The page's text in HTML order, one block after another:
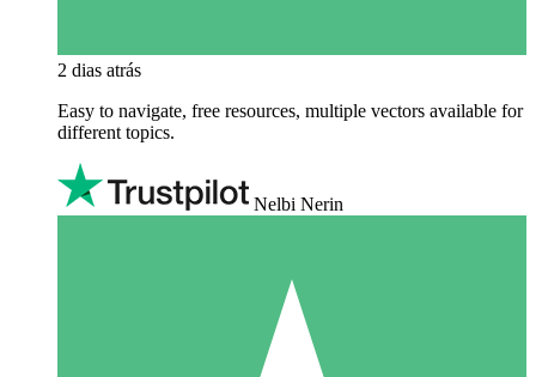
2 dias atrás
Easy to navigate, free resources, multiple vectors available for
different topics.
Nelbi Nerin